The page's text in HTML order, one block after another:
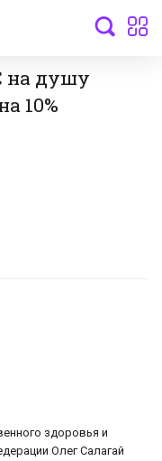
на душу
10%
здоровья и
Олег Салагай